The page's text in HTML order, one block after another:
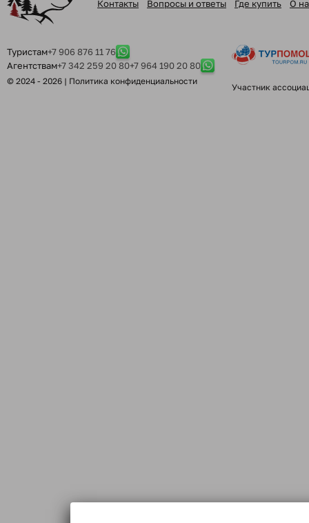
Контакты Вопросы и ответы Где купить О
Туристам+7 906 876 11 76
Агентствам+7 342 259 20 80+7 964 190 20 80
© 2024 - 2026 | Политика конфиденциальности
Участник